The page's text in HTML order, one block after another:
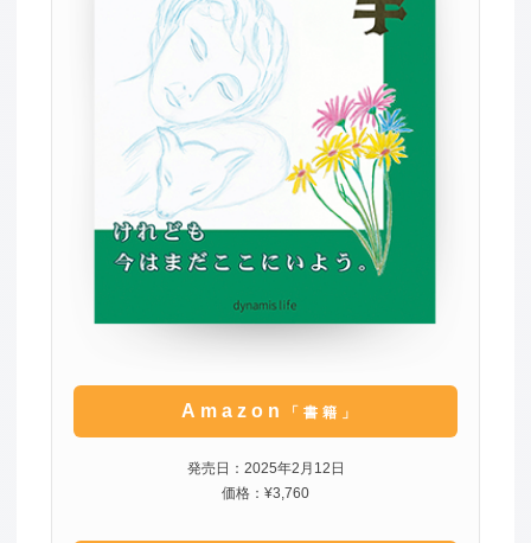
Amazon 「書籍」
発売日：2025年2月12日
価格：¥3,760